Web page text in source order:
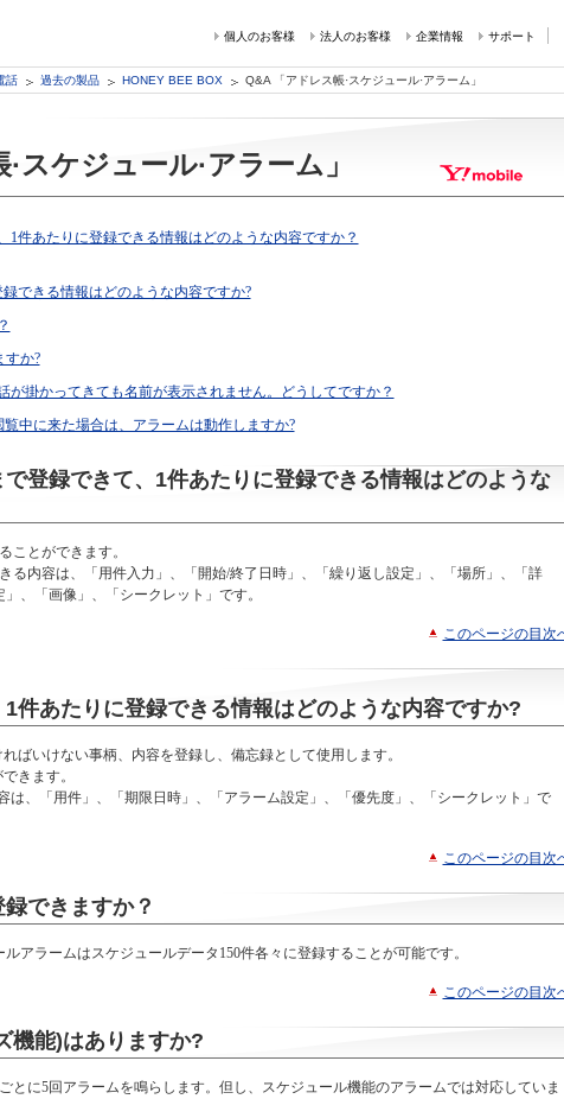
個人のお客様 法人のお客様 企業情報 サポート
話 過去の製品 HONEY BEE BOX Q&A 「アドレス帳·スケジュール·アラーム」
スケジュール·アラーム」
1件あたりに登録できる情報はどのような内容ですか？
できる情報はどのような内容ですか?
すか?
が掛かってきても名前が表示されません。どうしてですか？
中に来た場合は、アラームは動作しますか?
登録できて、1件あたりに登録できる情報はどのような
ことができます。
る内容は、「用件入力」、「開始/終了日時」、「繰り返し設定」、「場所」、「詳
、「画像」、「シークレット」です。
このページの目次
件あたりに登録できる情報はどのような内容ですか?
ばいけない事柄、内容を登録し、備忘録として使用します。
きます。
は、「用件」、「期限日時」、「アラーム設定」、「優先度」、「シークレット」で
このページの目次
できますか？
アラームはスケジュールデータ150件各々に登録することが可能です。
このページの目次
機能)はありますか?
とに5回アラームを鳴らします。但し、スケジュール機能のアラームでは対応していま